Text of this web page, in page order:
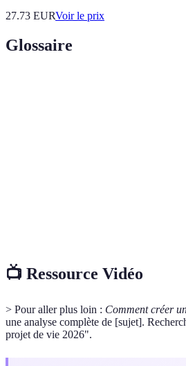
27.73 EURVoir le prix
Glossaire
📺 Ressource Vidéo
> Pour aller plus loin : Comment créer
une analyse complète de [sujet].
projet de vie 2026".